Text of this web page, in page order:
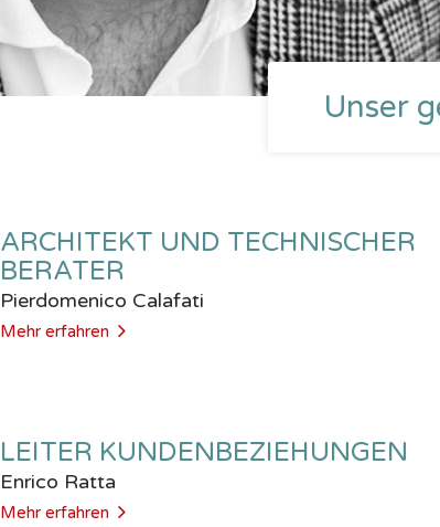
Unser
ARCHITEKT UND TECHNISCHER
BERATER
Pierdomenico Calafati
Mehr erfahren
LEITER KUNDENBEZIEHUNGEN
Enrico Ratta
Mehr erfahren